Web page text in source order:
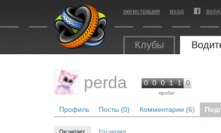
регистрация вход
Клубы
perda 0 0 0 1 1 0
пробег
Профиль Посты (0) Комментарии (6)
Он читает Его читают